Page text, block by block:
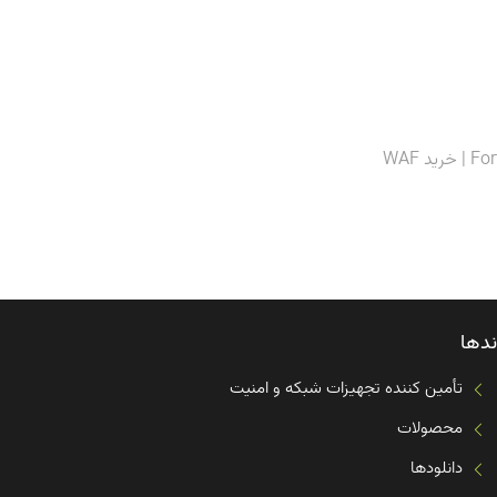
تأمین کننده تجهیزات شبکه و امنیت
محصولات
دانلودها